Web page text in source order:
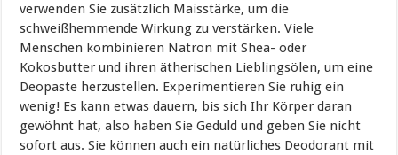
verwenden Sie zusätzlich Maisstärke, um die
schweißhemmende Wirkung zu verstärken. Viele
Menschen kombinieren Natron mit Shea- oder
Kokosbutter und ihren ätherischen Lieblingsölen, um eine
Deopaste herzustellen. Experimentieren Sie ruhig ein
wenig! Es kann etwas dauern, bis sich Ihr Körper daran
gewöhnt hat, also haben Sie Geduld und geben Sie nicht
sofort aus. Sie können auch ein natürliches Deodorant mit